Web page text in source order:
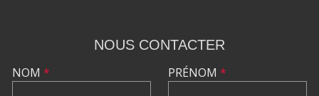
NOUS CONTACTER
NOM * PRÉNOM *